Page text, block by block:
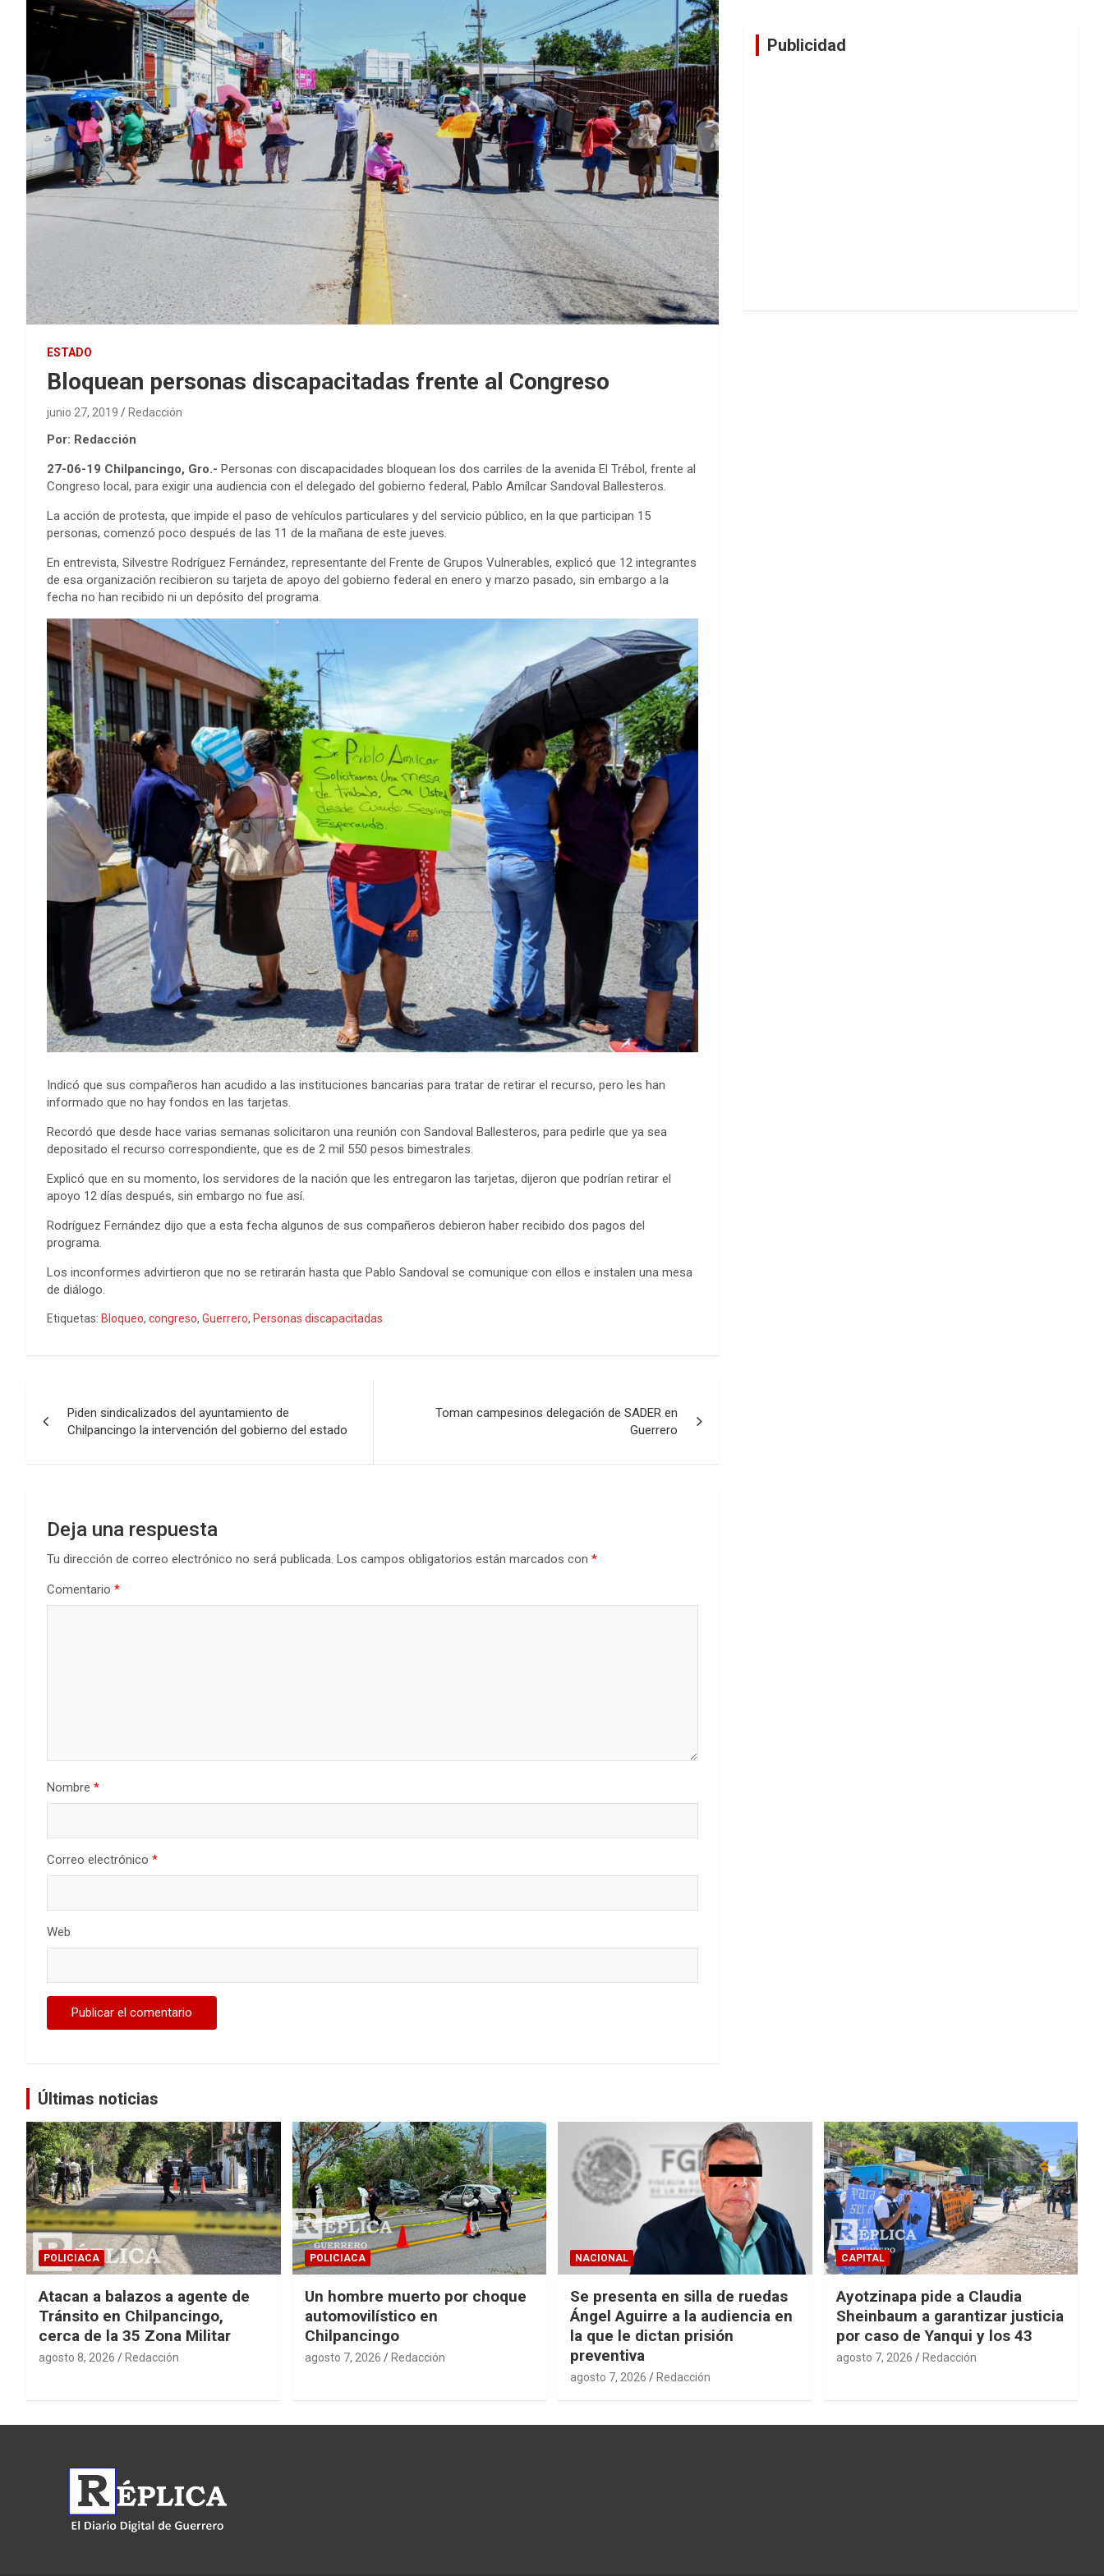
ESTADO
Bloquean personas discapacitadas frente al Congreso
junio 27, 2019 Redacción
Por: Redacción
27-06-19 Chilpancingo, Gro.- Personas con discapacidades bloquean los dos carriles de la avenida El Trébol, frente al
Congreso local, para exigir una audiencia con el delegado del gobierno federal, Pablo Amílcar Sandoval Ballesteros.
La acción de protesta, que impide el paso de vehículos particulares y del servicio público, en la que participan 15
personas, comenzó poco después de las 11 de la mañana de este jueves.
En entrevista, Silvestre Rodríguez Fernández, representante del Frente de Grupos Vulnerables, explicó que 12 integrantes
de esa organización recibieron su tarjeta de apoyo del gobierno federal en enero y marzo pasado, sin embargo a la
fecha no han recibido ni un depósito del programa.
Indicó que sus compañeros han acudido a las instituciones bancarias para tratar de retirar el recurso, pero les han
informado que no hay fondos en las tarjetas.
Recordó que desde hace varias semanas solicitaron una reunión con Sandoval Ballesteros, para pedirle que ya sea
depositado el recurso correspondiente, que es de 2 mil 550 pesos bimestrales.
Explicó que en su momento, los servidores de la nación que les entregaron las tarjetas, dijeron que podrían retirar el
apoyo 12 días después, sin embargo no fue así.
Rodríguez Fernández dijo que a esta fecha algunos de sus compañeros debieron haber recibido dos pagos del
programa.
Los inconformes advirtieron que no se retirarán hasta que Pablo Sandoval se comunique con ellos e instalen una mesa
de diálogo.
Etiquetas: Bloqueo, congreso, Guerrero, Personas discapacitadas
de
entradas
Piden sindicalizados del ayuntamiento de
Chilpancingo la intervención del gobierno del estado
Toman campesinos delegación de SADER en
Guerrero
Deja una respuesta
Tu dirección de correo electrónico no será publicada. Los campos obligatorios están marcados con *
Comentario *
Nombre *
Correo electrónico *
Web
Publicidad
Últimas noticias
POLICIACA
Atacan a balazos a agente de
Tránsito en Chilpancingo,
cerca de la 35 Zona Militar
agosto 8, 2026 Redacción
POLICIACA
Un hombre muerto por choque
automovilístico en
Chilpancingo
agosto 7, 2026 Redacción
NACIONAL
Se presenta en silla de ruedas
Ángel Aguirre a la audiencia en
la que le dictan prisión
preventiva
agosto 7, 2026 Redacción
CAPITAL
Ayotzinapa pide a Claudia
Sheinbaum a garantizar justicia
por caso de Yanqui y los 43
agosto 7, 2026 Redacción